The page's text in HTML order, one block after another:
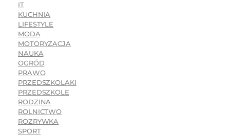
IT
KUCHNIA
LIFESTYLE
MODA
MOTORYZACJA
NAUKA
OGRÓD
PRAWO
PRZEDSZKOLAKI
PRZEDSZKOLE
RODZINA
ROLNICTWO
ROZRYWKA
SPORT